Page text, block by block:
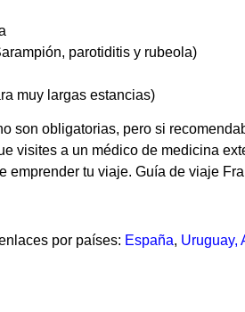
parotiditis y rubeola)
muy largas estancias)
son obligatorias, pero si
visites a un médico de medicina
emprender tu viaje. Guía de viaje
por países: España, Uruguay,